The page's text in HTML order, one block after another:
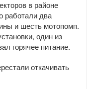
в районе
работали два
и шесть мотопомп.
один из
горячее питание.
откачивать